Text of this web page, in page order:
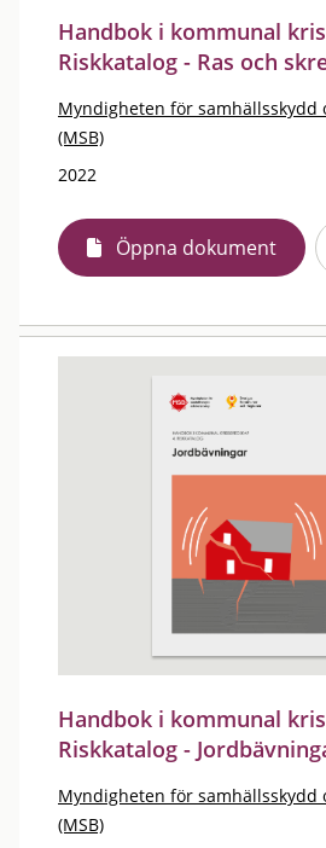
Handbok i kommunal
Riskkatalog - Ras och
Myndigheten för samhällsskydd
(MSB)
2022
Öppna dokument
Handbok i kommunal
Riskkatalog -
Myndigheten för samhällsskydd
(MSB)